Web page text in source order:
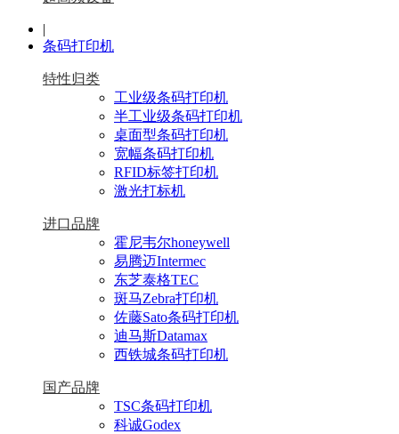
|
条码打印机
特性归类
工业级条码打印机
半工业级条码打印机
桌面型条码打印机
宽幅条码打印机
RFID标签打印机
激光打标机
进口品牌
霍尼韦尔honeywell
易腾迈Intermec
东芝泰格TEC
斑马Zebra打印机
佐藤Sato条码打印机
迪马斯Datamax
西铁城条码打印机
国产品牌
TSC条码打印机
科诚Godex